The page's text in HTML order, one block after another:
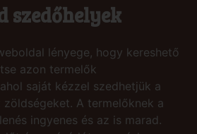
szedőhelyek
lényege, hogy kereshető
azon termelők
saját kézzel szedhetjük a
A termelőknek a
ingyenes és az is marad.